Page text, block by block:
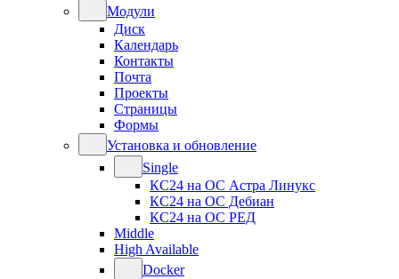
Модули
Диск
Календарь
Контакты
Почта
Проекты
Страницы
Формы
Установка и обновление
Single
КС24 на ОС Астра Линукс
КС24 на ОС Дебиан
КС24 на ОС РЕД
Middle
High Available
Docker